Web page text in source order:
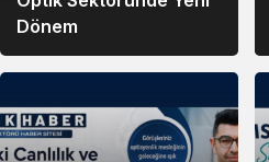
Dönem